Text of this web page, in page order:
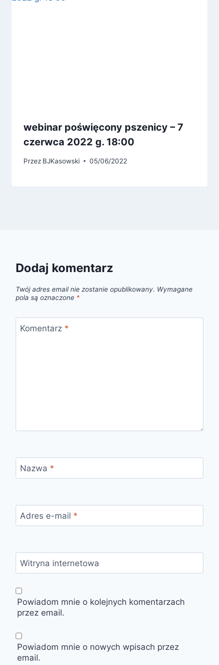
webinar poświęcony pszenicy – 7
czerwca 2022 g. 18:00
Przez BJKasowski 05/06/2022
Dodaj komentarz
Twój adres email nie zostanie opublikowany. Wymagane
pola są oznaczone *
Komentarz *
Nazwa *
Adres e-mail *
Witryna internetowa
Powiadom mnie o kolejnych komentarzach
przez email.
Powiadom mnie o nowych wpisach przez
email.